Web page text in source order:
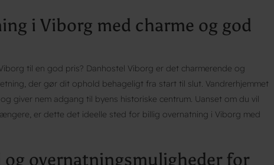
i Viborg med charme og god
til en god pris? Danhostel Viborg er det charmerende og
der gør dit ophold behageligt fra start til slut. Vandrerhjemmet
giver nem adgang til byens historiske centrum. Uanset om du vil
er dette det ideelle sted for billig overnatning i Viborg med
og overnatningsmuligheder for